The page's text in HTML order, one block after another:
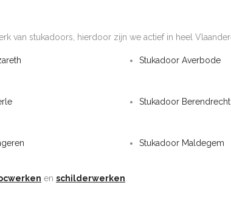
van stukadoors, hierdoor zijn we actief in heel
Stukadoor Averbode
Stukadoor Berendrecht
Stukadoor Maldegem
en schilderwerken